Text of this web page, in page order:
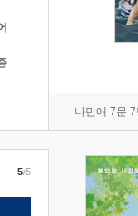
나민애 7문
5/5